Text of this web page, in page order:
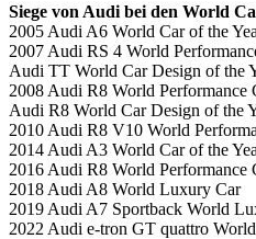
Siege von Audi bei den World
2005 Audi A6 World Car of the
2007 Audi RS 4 World
Audi TT World Car Design of the
2008 Audi R8 World Performance
Audi R8 World Car Design of the
2010 Audi R8 V10 World
2014 Audi A3 World Car of the
2016 Audi R8 World Performance
2018 Audi A8 World Luxury Car
2019 Audi A7 Sportback World
2022 Audi e-tron GT quattro